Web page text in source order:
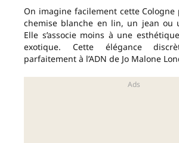
On imagine facilement cette Cologne
chemise blanche en lin, un jean ou
Elle s’associe moins à une
exotique. Cette élégance
parfaitement à l’ADN de Jo Malone